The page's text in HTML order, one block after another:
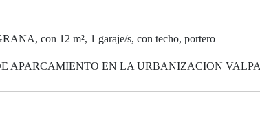
con 12 m², 1 garaje/s, con techo, portero
APARCAMIENTO EN LA URBANIZACION